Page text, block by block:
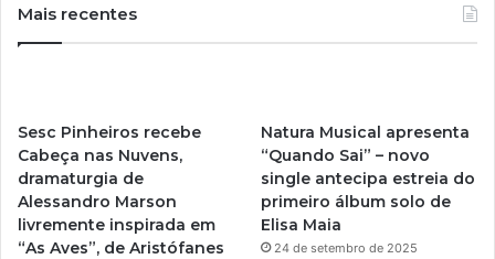
T
t
g
r
a
Mais recentes
Sesc Pinheiros recebe
Cabeça nas Nuvens,
dramaturgia de
Alessandro Marson
livremente inspirada em
“As Aves”, de Aristófanes
Natura Musical apresenta
“Quando Sai” – novo
single antecipa estreia do
primeiro álbum solo de
Elisa Maia
24 de setembro de 2025